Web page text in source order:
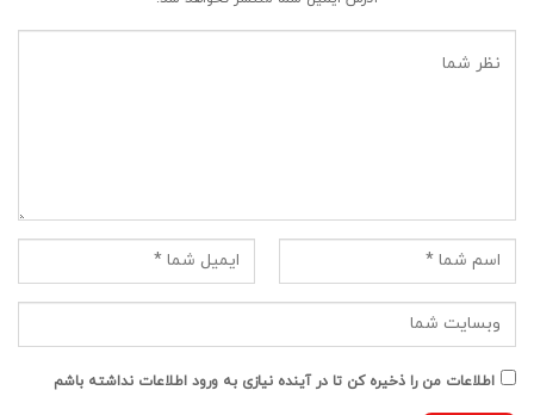
اطلاعات من را ذخیره کن تا در آینده نیازی به ورود اطلاعات نداشته باشم